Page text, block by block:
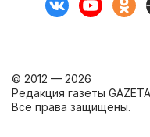
© 2012 — 2026
Редакция газеты
Все права защищены.